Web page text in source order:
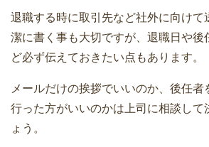
退職する時に取引先など社外に向けて
潔に書く事も大切ですが、退職日や後
ど必ず伝えておきたい点もあります。
メールだけの挨拶でいいのか、後任者
行った方がいいのかは上司に相談して
ょう。